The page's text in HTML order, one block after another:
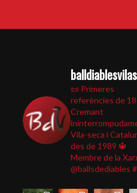
📜 Primeres
referències de
Cremant
Vila-seca i
des de 1989 🔱
Membre de la
@ballsdediables